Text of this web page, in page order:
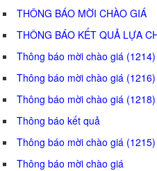
THÔNG BÁO MỜI CHÀO GIÁ
THÔNG BÁO KẾT QUẢ LỰA
Thông báo mời chào giá (1214)
Thông báo mời chào giá (1216)
Thông báo mời chào giá (1218)
Thông báo kết quả
Thông báo mời chào giá (1215)
Thông báo mời chào giá